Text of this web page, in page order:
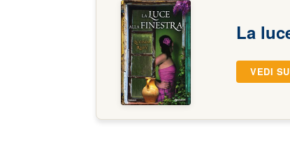
La
VEDI